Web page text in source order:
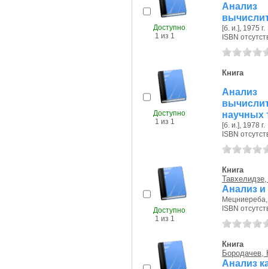
Доступно
1 из 1
Анализ
[б. и.], 1975 г.
ISBN
Доступно
1 из 1
Книга
Анализ
научных
[б. и.], 1978 г.
ISBN
Доступно
1 из 1
Книга
Анализ
Мецниереба,
ISBN
Книга
Бородачев,
Анализ